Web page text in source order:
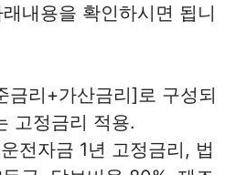
내용을 확인하시면 됩니
금리+가산금리]로 구성되
고정금리 적용.
전자금 1년 고정금리, 법